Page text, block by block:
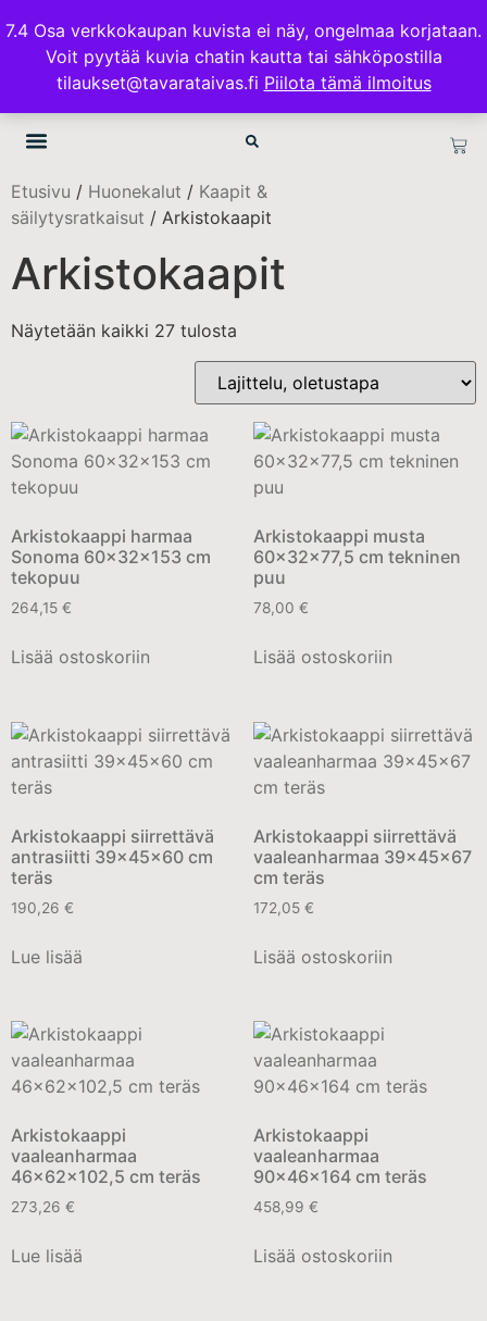
7.4 Osa verkkokaupan kuvista ei näy, ongelmaa korjataan.
Voit pyytää kuvia chatin kautta tai sähköpostilla
tilaukset@tavarataivas.fi Piilota tämä ilmoitus
ILMAINEN TOIMITUS 100€ TILAUKSISSA
TAVARATAIVAS.FI
Etusivu / Huonekalut / Kaapit &
säilytysratkaisut / Arkistokaapit
Arkistokaapit
Näytetään kaikki 27 tulosta
Arkistokaappi harmaa
Sonoma 60x32x153 cm
tekopuu
264,15 €
Lisää ostoskoriin
Arkistokaappi musta
60x32x77,5 cm tekninen
puu
78,00 €
Lisää ostoskoriin
Arkistokaappi siirrettävä
antrasiitti 39x45x60 cm
teräs
190,26 €
Lue lisää
Arkistokaappi siirrettävä
vaaleanharmaa 39x45x67
cm teräs
172,05 €
Lisää ostoskoriin
Arkistokaappi
vaaleanharmaa
46x62x102,5 cm teräs
273,26 €
Lue lisää
Arkistokaappi
vaaleanharmaa
90x46x164 cm teräs
458,99 €
Lisää ostoskoriin